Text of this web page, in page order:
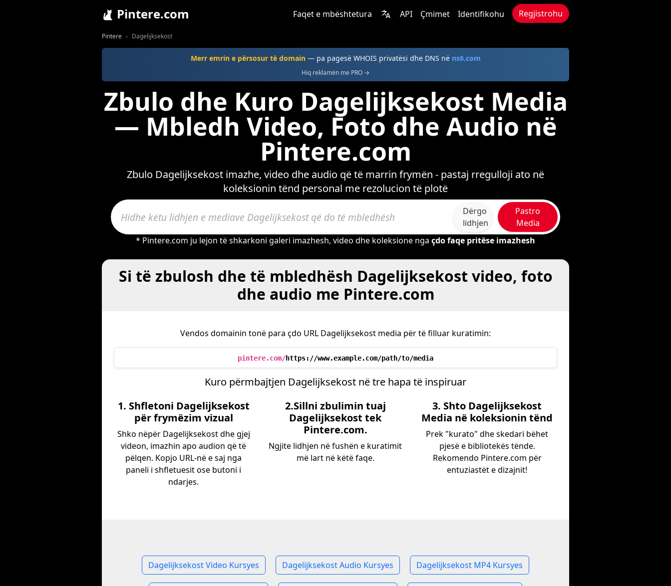
Pintere.com Faqet e mbështetura API Çmimet Identifikohu Regjistrohu
Pintere Dagelijksekost
Merr emrin e përsosur të domain— pa pagesë WHOIS privatësi dhe DNS në ns6.com
Hiq reklamën me PRO →
Zbulo dhe Kuro Dagelijksekost Media
— Mbledh Video, Foto dhe Audio në
Pintere.com
Zbulo Dagelijksekost imazhe, video dhe audio që të marrin frymën - pastaj rregulloji ato në
koleksionin tënd personal me rezolucion të plotë
Dërgo
lidhjen
Pastro
Media
* Pintere.com ju lejon të shkarkoni galeri imazhesh, video dhe koleksione nga çdo faqe pritëse imazhesh
Si të zbulosh dhe të mbledhësh Dagelijksekost video, foto
dhe audio me Pintere.com
Vendos domainin tonë para çdo URL Dagelijksekost media për të filluar kuratimin:
pintere.com/https://www.example.com/path/to/media
Kuro përmbajtjen Dagelijksekost në tre hapa të inspiruar
1. Shfletoni Dagelijksekost
për frymëzim vizual
Shko nëpër Dagelijksekost dhe gjej
videon, imazhin apo audion që të
pëlqen. Kopjo URL-në e saj nga
paneli i shfletuesit ose butoni i
ndarjes.
2.Sillni zbulimin tuaj
Dagelijksekost tek
Pintere.com.
Ngjite lidhjen në fushën e kuratimit
më lart në këtë faqe.
3. Shto Dagelijksekost
Media në koleksionin tënd
Prek "kurato" dhe skedari bëhet
pjesë e bibliotekës tënde.
Rekomendo Pintere.com për
entuziastët e dizajnit!
Dagelijksekost Video Kursyes Dagelijksekost Audio Kursyes Dagelijksekost MP4 Kursyes